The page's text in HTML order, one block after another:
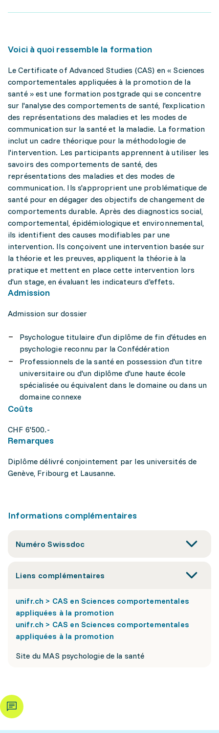
Voici à quoi ressemble la formation
Le Certificate of Advanced Studies (CAS) en « Sciences
comportementales appliquées à la promotion de la
santé » est une formation postgrade qui se concentre
sur l'analyse des comportements de santé, l'explication
des représentations des maladies et les modes de
communication sur la santé et la maladie. La formation
inclut un cadre théorique pour la méthodologie de
l'intervention. Les participants apprennent à utiliser les
savoirs des comportements de santé, des
représentations des maladies et des modes de
communication. Ils s'approprient une problématique de
santé pour en dégager des objectifs de changement de
comportements durable. Après des diagnostics social,
comportemental, épidémiologique et environnemental,
ils identifient des causes modifiables par une
intervention. Ils conçoivent une intervention basée sur
la théorie et les preuves, appliquent la théorie à la
pratique et mettent en place cette intervention lors
d'un stage, en évaluant les indicateurs d'effets.
Admission
Admission sur dossier
Psychologue titulaire d'un diplôme de fin d'études en
psychologie reconnu par la Confédération
Professionnels de la santé en possession d'un titre
universitaire ou d'un diplôme d'une haute école
spécialisée ou équivalent dans le domaine ou dans un
domaine connexe
Coûts
CHF 6'500.-
Remarques
Diplôme délivré conjointement par les universités de
Genève, Fribourg et Lausanne.
Informations complémentaires
Numéro Swissdoc
Liens complémentaires
unifr.ch > CAS en Sciences comportementales
appliquées à la promotion
unifr.ch > CAS en Sciences comportementales
appliquées à la promotion
Site du MAS psychologie de la santé